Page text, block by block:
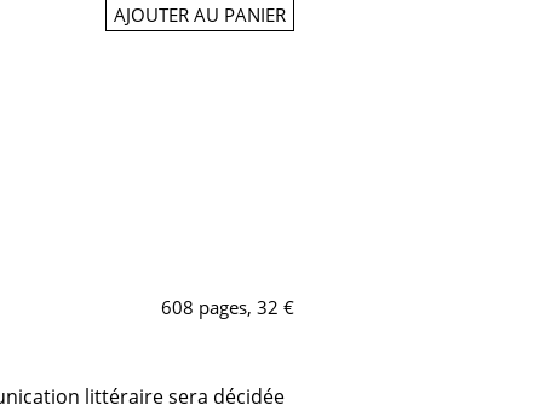
AJOUTER AU PANIER
608 pages, 32 €
littéraire sera décidée